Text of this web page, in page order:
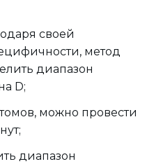
своей
метод
диапазон
D;
можно провести
диапазон